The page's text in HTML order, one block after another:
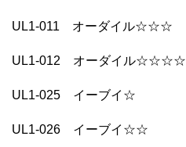
UL1-011 オーダイル☆☆☆
UL1-012 オーダイル☆☆☆☆
UL1-025 イーブイ☆
UL1-026 イーブイ☆☆